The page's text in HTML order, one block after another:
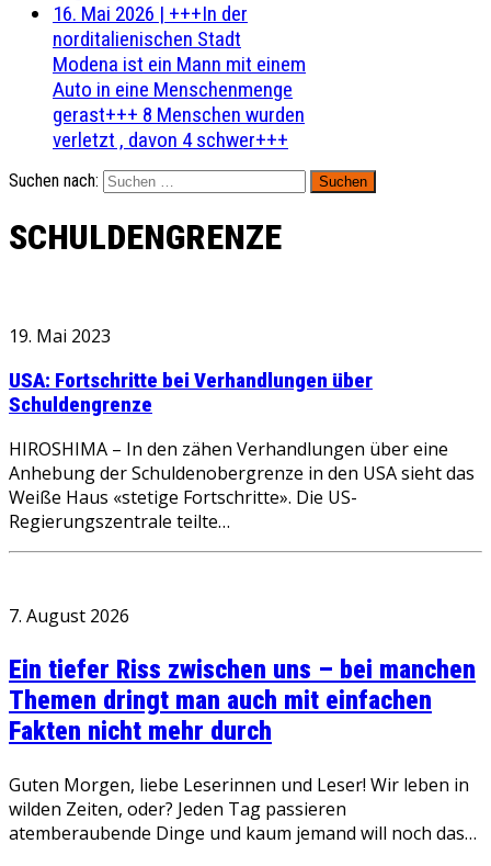
16. Mai 2026 | +++In der
norditalienischen Stadt
Modena ist ein Mann mit einem
Auto in eine Menschenmenge
gerast+++ 8 Menschen wurden
verletzt , davon 4 schwer+++
Suchen nach:
SCHULDENGRENZE
19. Mai 2023
USA: Fortschritte bei Verhandlungen über
Schuldengrenze
HIROSHIMA – In den zähen Verhandlungen über eine
Anhebung der Schuldenobergrenze in den USA sieht das
Weiße Haus «stetige Fortschritte». Die US-
Regierungszentrale teilte…
7. August 2026
Ein tiefer Riss zwischen uns – bei manchen
Themen dringt man auch mit einfachen
Fakten nicht mehr durch
Guten Morgen, liebe Leserinnen und Leser! Wir leben in
wilden Zeiten, oder? Jeden Tag passieren
atemberaubende Dinge und kaum jemand will noch das…